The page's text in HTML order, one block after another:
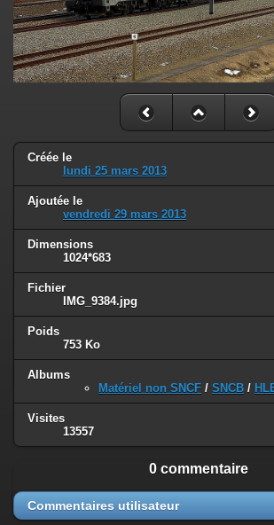
Créée le
lundi 25 mars 2013
Ajoutée le
vendredi 29 mars 2013
Dimensions
1024*683
Fichier
IMG_9384.jpg
Poids
753 Ko
Albums
Matériel non SNCF / SNCB /
Visites
13557
0 commentaire
Commentaires utilisateur